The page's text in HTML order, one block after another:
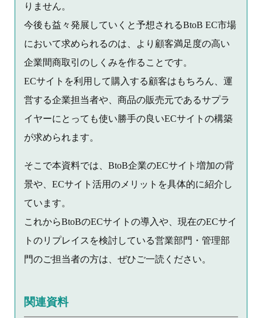
りません。
今後も益々発展していくと予想されるBtoB EC市場
において求められるのは、より顧客満足度の高い
企業間商取引のしくみを作ることです。
ECサイトを利用して購入する顧客はもちろん、運
営する企業担当者や、商品の販売元であるサプラ
イヤーにとっても使い勝手の良いECサイトの構築
が求められます。
そこで本資料では、BtoB企業のECサイト増加の背
景や、ECサイト活用のメリットを具体的に紹介し
ています。
これからBtoBのECサイトの導入や、現在のECサイ
トのリプレイスを検討している営業部門・管理部
門のご担当者の方は、ぜひご一読ください。
関連資料